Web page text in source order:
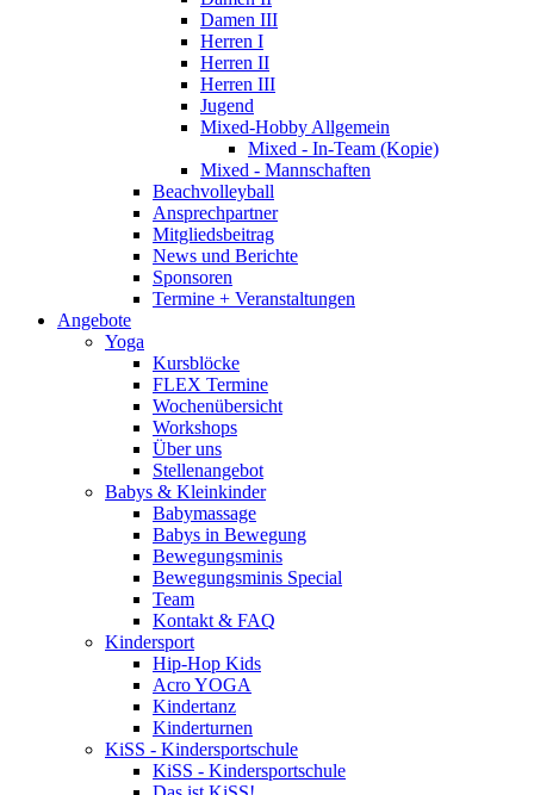
Damen III
Herren I
Herren II
Herren III
Jugend
Mixed-Hobby Allgemein
Mixed - In-Team (Kopie)
Mixed - Mannschaften
Beachvolleyball
Ansprechpartner
Mitgliedsbeitrag
News und Berichte
Sponsoren
Termine + Veranstaltungen
Angebote
Yoga
Kursblöcke
FLEX Termine
Wochenübersicht
Workshops
Über uns
Stellenangebot
Babys & Kleinkinder
Babymassage
Babys in Bewegung
Bewegungsminis
Bewegungsminis Special
Team
Kontakt & FAQ
Kindersport
Hip-Hop Kids
Acro YOGA
Kindertanz
Kinderturnen
KiSS - Kindersportschule
KiSS - Kindersportschule